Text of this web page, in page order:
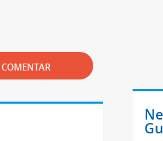
COMENTAR